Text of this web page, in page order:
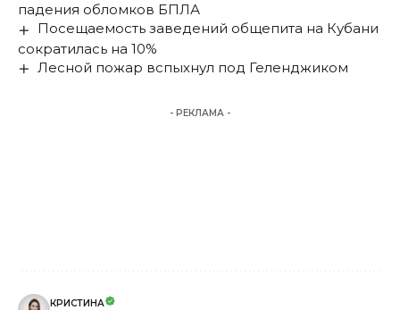
падения обломков БПЛА
Посещаемость заведений общепита на Кубани
сократилась на 10%
Лесной пожар вспыхнул под Геленджиком
- РЕКЛАМА -
КРИСТИНА